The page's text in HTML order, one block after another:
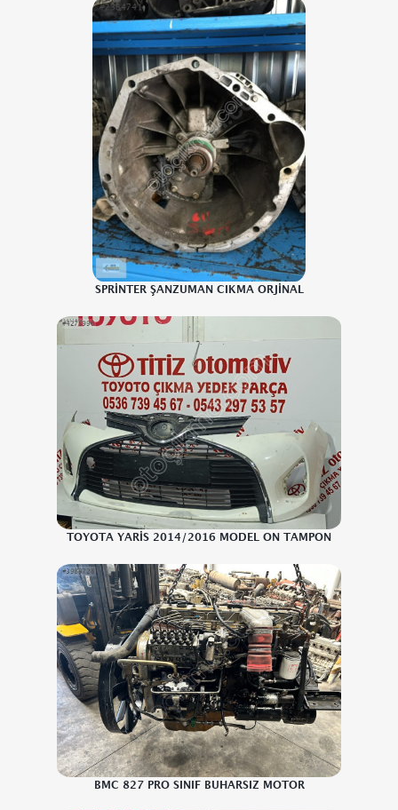
SPRİNTER ŞANZUMAN CIKMA ORJİNAL
TOYOTA YARİS 2014/2016 MODEL ON TAMPON
BMC 827 PRO SINIF BUHARSIZ MOTOR